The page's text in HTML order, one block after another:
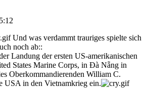
Und was verdammt trauriges spielte sich
noch ab::
Landung der ersten US-amerikanischen
States Marine Corps, in Đà Nẵng in
Oberkommandierenden William C.
USA in den Vietnamkrieg ein.